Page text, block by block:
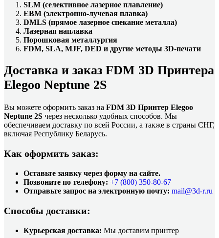
SLM (селективное лазерное плавление)
EBM (электронно-лучевая плавка)
DMLS (прямое лазерное спекание металла)
Лазерная наплавка
Порошковая металлургия
FDM, SLA, MJF, DED и другие методы 3D-печати
Доставка и заказ FDM 3D Принтера
Elegoo Neptune 2S
Вы можете оформить заказ на FDM 3D Принтер Elegoo
Neptune 2S через несколько удобных способов. Мы
обеспечиваем доставку по всей России, а также в страны СНГ,
включая Республику Беларусь.
Как оформить заказ:
Оставьте заявку через форму на сайте.
Позвоните по телефону: +7 (800) 350-80-67
Отправьте запрос на электронную почту: mail@3d-r.ru
Способы доставки:
Курьерская доставка: Мы доставим принтер